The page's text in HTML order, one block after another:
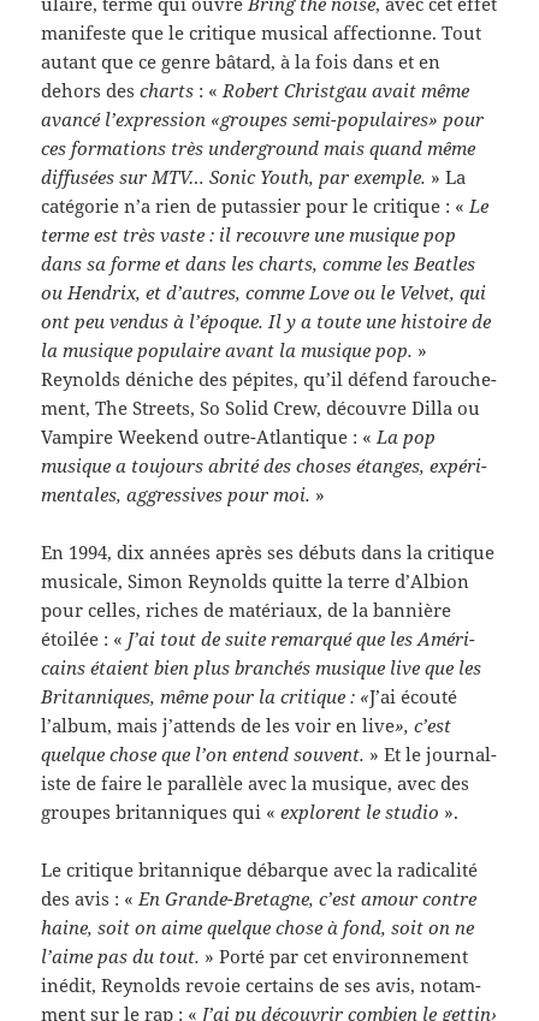
man­i­feste que le cri­tique musi­cal affec­tionne. Tout
autant que ce genre bâtard, à la fois dans et en
dehors descharts : « Robert Christ­gau avait même
avancé l’expression «groupes semi-​populaires» pour
ces for­ma­tions très under­ground mais quand même
dif­fusées sur MTV… Sonic Youth, par exem­ple. » La
caté­gorie n’a rien de putassier pour le cri­tique : « Le
terme est très vaste : il recou­vre une musique pop
dans sa forme et dans les charts, comme les Bea­t­les
ou Hen­drix, et d’autres, comme Love ou le Vel­vet, qui
ont peu ven­dus à l’époque. Il y a toute une his­toire de
la musique pop­u­laire avant la musique pop. »
Reynolds déniche des pépites, qu’il défend farouche­
ment, The Streets, So Solid Crew, décou­vre Dilla ou
Vam­pire Week­end outre-​Atlantique : « La pop
musique a tou­jours abrité des choses étanges, expéri­
men­tales, aggres­sives pour moi. »
En 1994, dix années après ses débuts dans la cri­tique
musi­cale, Simon Reynolds quitte la terre d’Albion
pour celles, riches de matéri­aux, de la ban­nière
étoilée : « J’ai tout de suite remar­qué que les Améri­
cains étaient bien plus branchés musique live que les
Bri­tan­niques, même pour la cri­tique : «J’ai écouté
l’album, mais j’attends de les voir en live», c’est
quelque chose que l’on entend sou­vent. » Et le jour­nal­
iste de faire le par­al­lèle avec la musique, avec des
groupes bri­tan­niques qui «explorent le stu­dio ».
Le cri­tique bri­tan­nique débar­que avec la rad­i­cal­ité
des avis : « En Grande-​Bretagne, c’est amour con­tre
haine, soit on aime quelque chose à fond, soit on ne
l’aime pas du tout. » Porté par cet envi­ron­nement
inédit, Reynolds revoie cer­tains de ses avis, notam­
ment sur le rap : « J’ai pu décou­vrir com­bien le get­tin›